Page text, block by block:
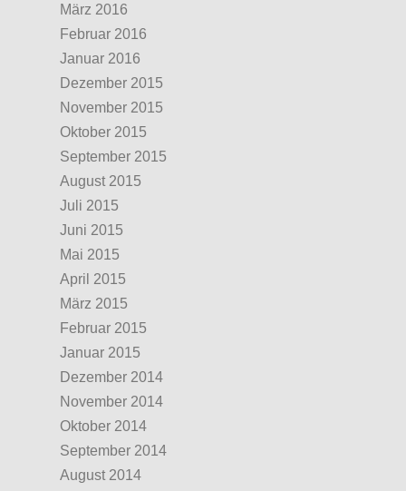
März 2016
Februar 2016
Januar 2016
Dezember 2015
November 2015
Oktober 2015
September 2015
August 2015
Juli 2015
Juni 2015
Mai 2015
April 2015
März 2015
Februar 2015
Januar 2015
Dezember 2014
November 2014
Oktober 2014
September 2014
August 2014